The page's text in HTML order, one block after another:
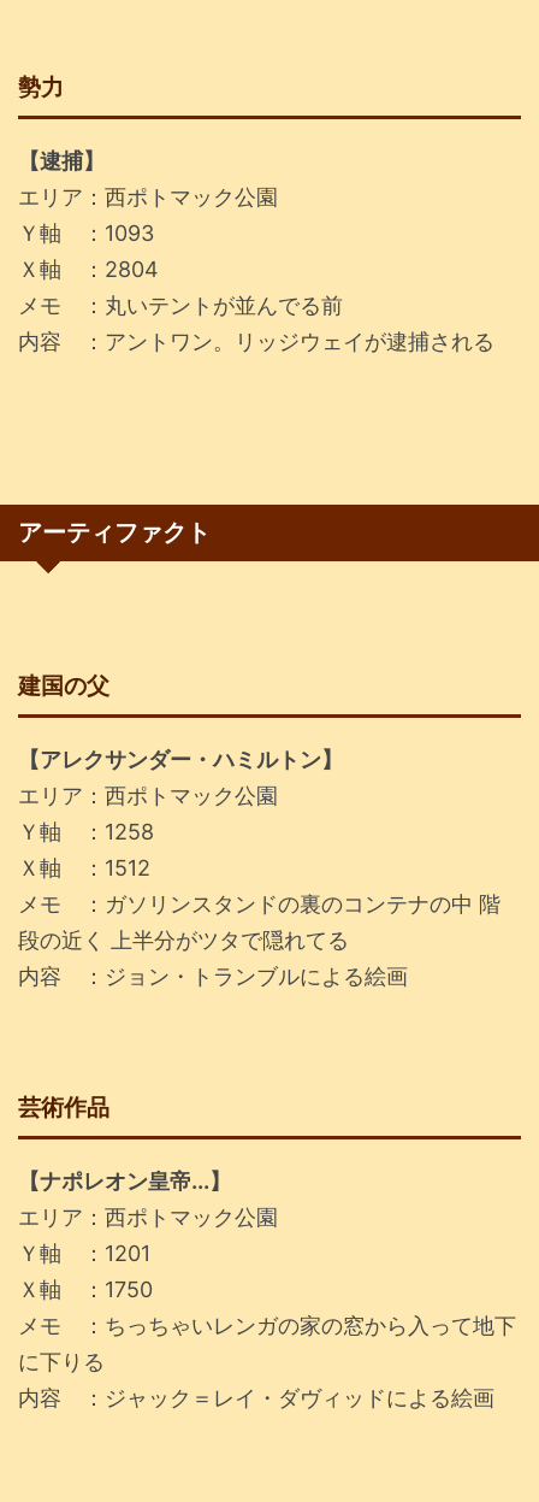
勢力
【逮捕】
エリア：西ポトマック公園
Ｙ軸 ：1093
Ｘ軸 ：2804
メモ ：丸いテントが並んでる前
内容 ：アントワン。リッジウェイが逮捕される
アーティファクト
建国の父
【アレクサンダー・ハミルトン】
エリア：西ポトマック公園
Ｙ軸 ：1258
Ｘ軸 ：1512
メモ ：ガソリンスタンドの裏のコンテナの中 階
段の近く 上半分がツタで隠れてる
内容 ：ジョン・トランブルによる絵画
芸術作品
【ナポレオン皇帝...】
エリア：西ポトマック公園
Ｙ軸 ：1201
Ｘ軸 ：1750
メモ ：ちっちゃいレンガの家の窓から入って地下
に下りる
内容 ：ジャック＝レイ・ダヴィッドによる絵画